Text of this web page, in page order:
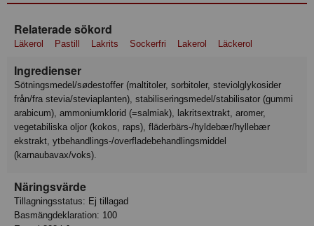
Relaterade sökord
Läkerol Pastill Lakrits Sockerfri Lakerol Läckerol
Ingredienser
sötningsmedel/sødestoffer (maltitoler, sorbitoler, steviolglykosider
från/fra stevia/steviaplanten), stabiliseringsmedel/stabilisator (gummi
arabicum), ammoniumklorid (=salmiak), lakritsextrakt, aromer,
vegetabiliska oljor (kokos, raps), fläderbärs-/hyldebær/hyllebær
ekstrakt, ytbehandlings-/overfladebehandlingsmiddel
(karnaubavax/voks).
Näringsvärde
Tillagningsstatus: Ej tillagad
Basmängdeklaration: 100